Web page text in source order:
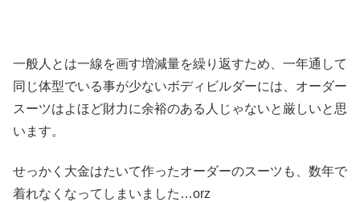
一般人とは一線を画す増減量を繰り返すため、一年通して
同じ体型でいる事が少ないボディビルダーには、オーダー
スーツはよほど財力に余裕のある人じゃないと厳しいと思
います。
せっかく大金はたいて作ったオーダーのスーツも、数年で
着れなくなってしまいました…orz